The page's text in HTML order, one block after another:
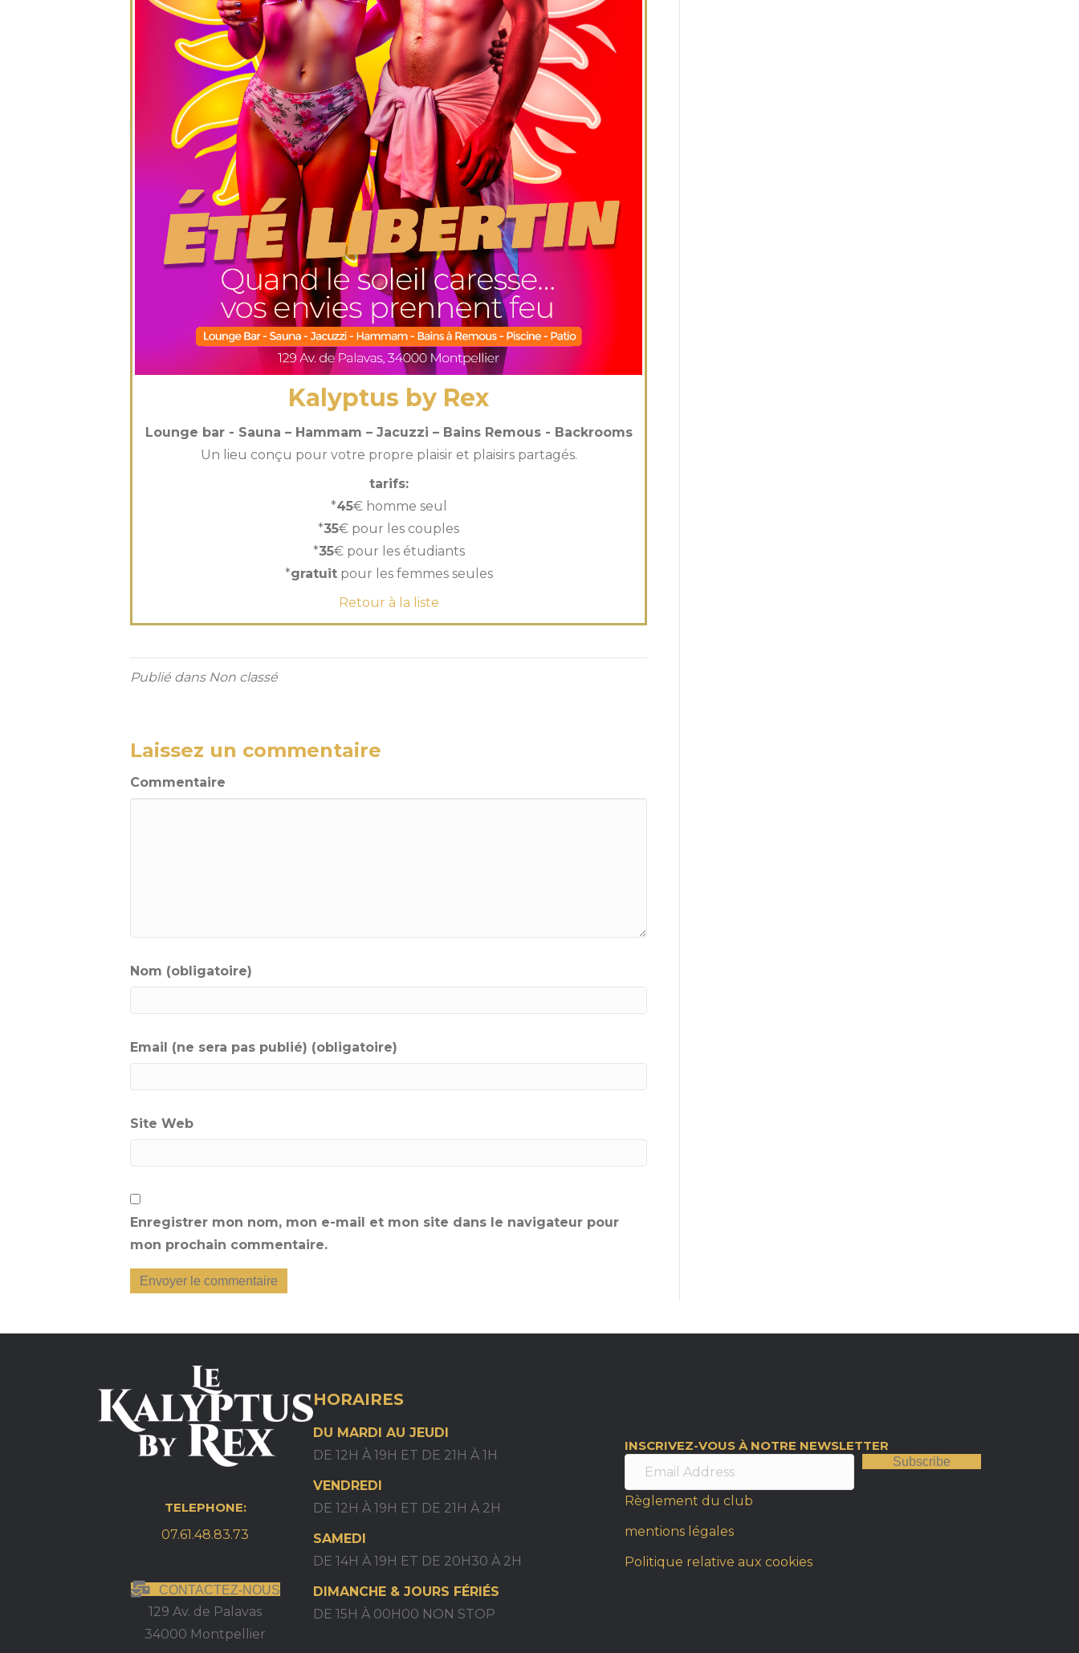
Kalyptus by Rex
Lounge bar - Sauna – Hammam – Jacuzzi – Bains Remous - Backrooms
Un lieu conçu pour votre propre plaisir et plaisirs partagés.
tarifs:
*45€ homme seul
*35€ pour les couples
*35€ pour les étudiants
*gratuitpour les femmes seules
Retour à la liste
Publié dans Non classé
Laissez un commentaire
Commentaire
Nom (obligatoire)
Email (ne sera pas publié) (obligatoire)
Site Web
Enregistrer mon nom, mon e-mail et mon site dans le navigateur pour
mon prochain commentaire.
TELEPHONE:
07.61.48.83.73
CONTACTEZ-NOUS
129 Av. de Palavas
34000 Montpellier
HORAIRES
DU MARDI AU JEUDI
DE 12H À 19H ET DE 21H À 1H
VENDREDI
DE 12H À 19H ET DE 21H À 2H
SAMEDI
DE 14H À 19H ET DE 20H30 À 2H
DIMANCHE & JOURS FÉRIÉS
DE 15H À 00H00 NON STOP
INSCRIVEZ-VOUS À NOTRE NEWSLETTER
Subscribe
Règlement du club
mentions légales
Politique relative aux cookies